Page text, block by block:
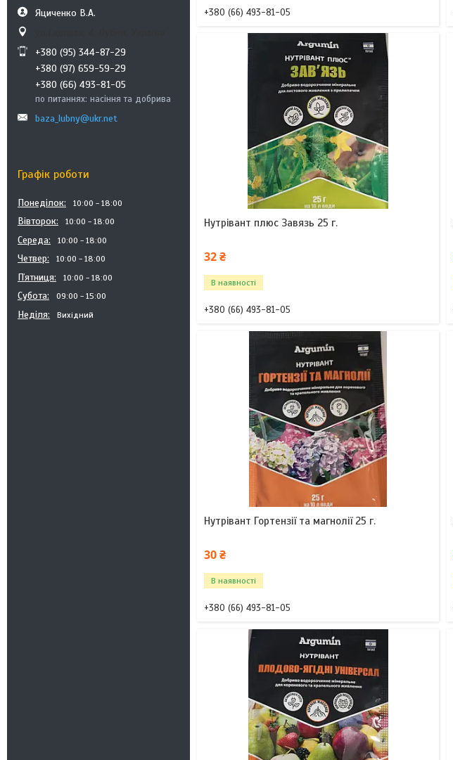
Яциченко В.А.
+380 (95) 344-87-29
+380 (97) 659-59-29
+380 (66) 493-81-05
по питаннях: насіння та добрива
baza_lubny@ukr.net
Графік роботи
Понеділок 10:00 18:00
Вівторок 10:00 18:00
Середа 10:00 18:00
Четвер 10:00 18:00
Пʼятниця 10:00 18:00
Субота 09:00 15:00
Неділя Вихідний
+380 (66) 493-81-05
Нутрівант плюс Завязь 25 г.
32 ₴
В наявності
+380 (66) 493-81-05
Нутрівант Гортензії та магнолії 25 г.
30 ₴
В наявності
+380 (66) 493-81-05